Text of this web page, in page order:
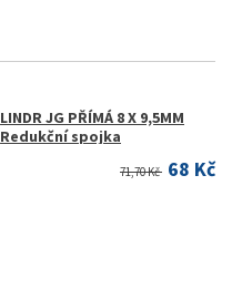
LINDR JG PŘÍMÁ 8 X 9,5MM
Redukční spojka
71,70 Kč 68 Kč